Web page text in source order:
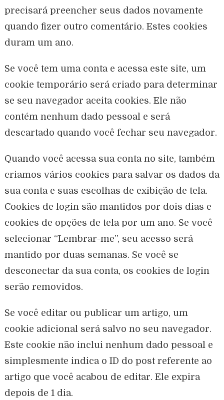
precisará preencher seus dados novamente
quando fizer outro comentário. Estes cookies
duram um ano.
Se você tem uma conta e acessa este site, um
cookie temporário será criado para determinar
se seu navegador aceita cookies. Ele não
contém nenhum dado pessoal e será
descartado quando você fechar seu navegador.
Quando você acessa sua conta no site, também
criamos vários cookies para salvar os dados da
sua conta e suas escolhas de exibição de tela.
Cookies de login são mantidos por dois dias e
cookies de opções de tela por um ano. Se você
selecionar “Lembrar-me”, seu acesso será
mantido por duas semanas. Se você se
desconectar da sua conta, os cookies de login
serão removidos.
Se você editar ou publicar um artigo, um
cookie adicional será salvo no seu navegador.
Este cookie não inclui nenhum dado pessoal e
simplesmente indica o ID do post referente ao
artigo que você acabou de editar. Ele expira
depois de 1 dia.